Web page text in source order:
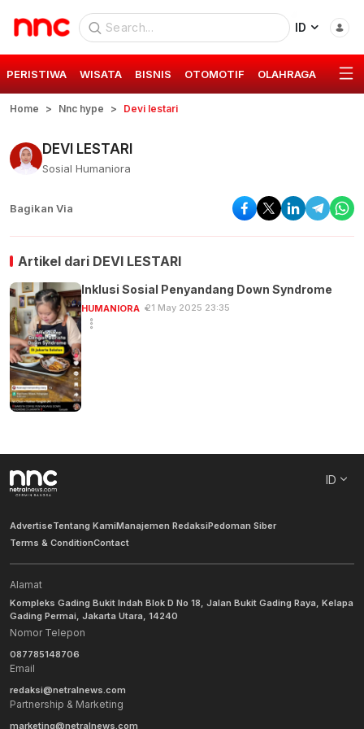
ID
PERISTIWA WISATA BISNIS OTOMOTIF OLAHRAGA GAYA
Home Nnc hype Devi lestari
DEVI LESTARI
Sosial Humaniora
Bagikan Via
Artikel dari DEVI LESTARI
Inklusi Sosial Penyandang Down Syndrome
HUMANIORA 21 May 2025 23:35
ID
AdvertiseTentang KamiManajemen RedaksiPedoman Siber
Terms & ConditionContact
Alamat
Kompleks Gading Bukit Indah Blok D No 18, Jalan Bukit Gading Raya, Kelapa
Gading Permai, Jakarta Utara, 14240
Nomor Telepon
087785148706
Email
redaksi@netralnews.com
Partnership & Marketing
marketing@netralnews.com